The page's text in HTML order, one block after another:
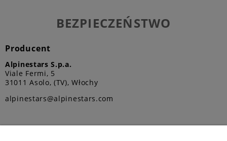
BEZPIECZEŃSTWO
Producent
Alpinestars S.p.a.
Viale Fermi, 5
31011 Asolo, (TV), Włochy
alpinestars@alpinestars.com